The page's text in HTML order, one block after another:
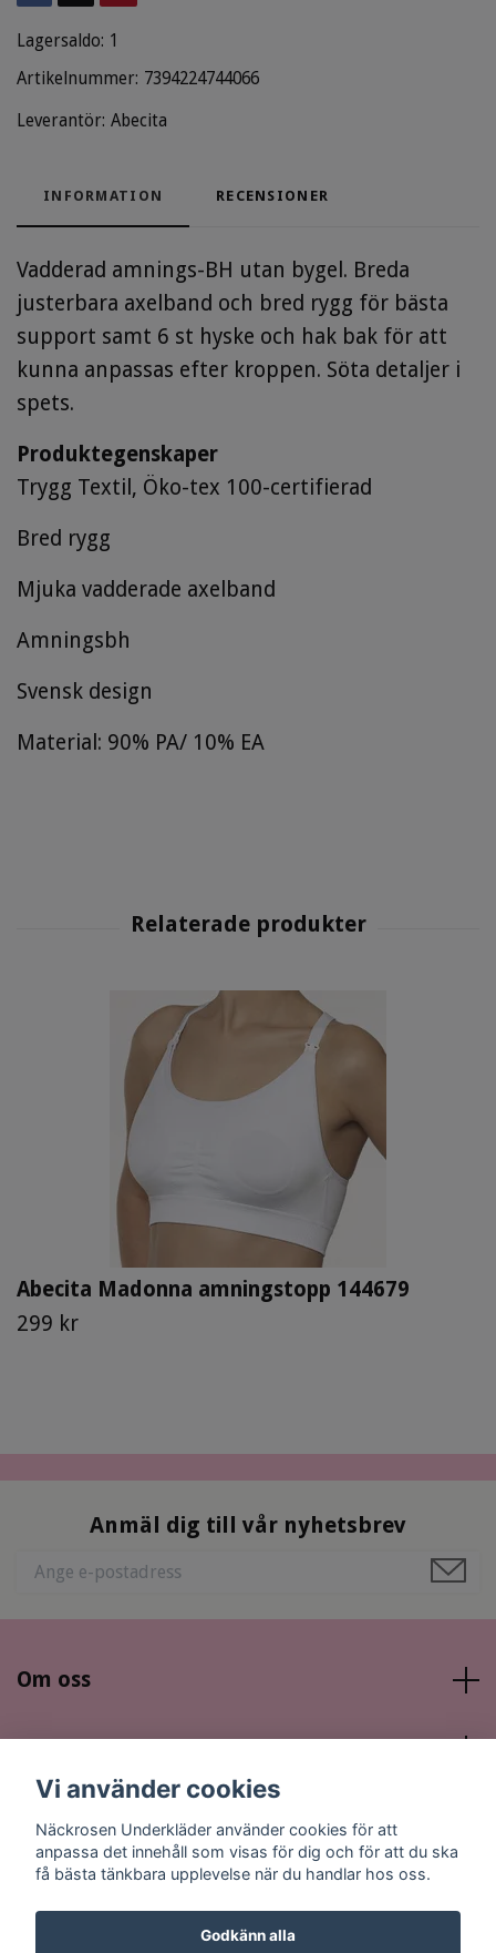
Lagersaldo: 1
Artikelnummer: 7394224744066
Leverantör: Abecita
INFORMATION RECENSIONER
Vadderad amnings-BH utan bygel. Breda
justerbara axelband och bred rygg för bästa
support samt 6 st hyske och hak bak för att
kunna anpassas efter kroppen. Söta detaljer i
spets.
Produktegenskaper
Trygg Textil, Öko-tex 100-certifierad
Bred rygg
Mjuka vadderade axelband
Amningsbh
Svensk design
Material: 90% PA/ 10% EA
Abecita Madonna amningstopp 144679
299 kr
Anmäl dig till vår nyhetsbrev
Om oss
Läs mer
Vi använder cookies
Näckrosen Underkläder använder cookies för att
anpassa det innehåll som visas för dig och för att du ska
få bästa tänkbara upplevelse när du handlar hos oss.
Godkänn alla